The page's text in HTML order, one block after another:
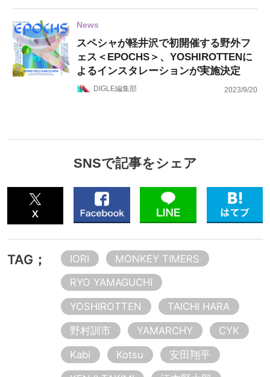
News
スペシャが軽井沢で初開催する野外フ
ェス＜EPOCHS＞、YOSHIROTTENに
よるインスタレーションが実施決定
DIGLE編集部 2023/9/20
SNSで記事をシェア
TAG； IORI
MONKEY TIMERS
RYO YAMAGUCHI
YOSHIROTTEN
TAICHI HARA
野村訓市
YAMARCHY
CYK
Kabi
Kotsu
安田翔平